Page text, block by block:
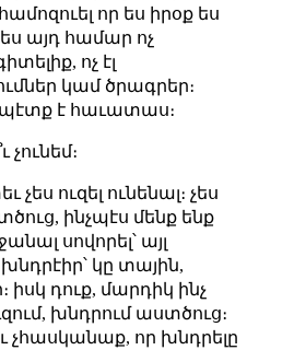
որ ես իրօք ես
այդ համար ոչ
ոչ էլ
կամ ծրագրեր։
պէտք է հաւատաս։
չունեմ։
չես ուզել ունենալ։ չես
ինչպէս մենք ենք
սովորել՝ այլ
կը տային,
իսկ դուք, մարդիկ ինչ
խնդրում աստծուց։
չհասկանաք, որ խնդրելը